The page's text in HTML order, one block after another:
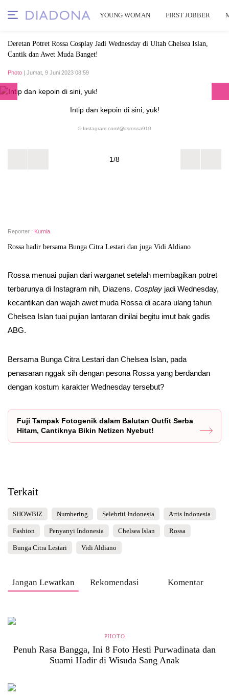
YOUNG WOMAN FIRST JOBBER
Deretan Potret Rossa Cosplay Jadi Wednesday di Ultah Chelsea Islan,
Cantik dan Awet Muda Banget!
Photo | Jumat, 9 Juni 2023 08:59
Intip dan kepoin di sini, yuk!
© Instagram.com/@itsrossa910
1/8
Reporter : Kurnia
Rossa hadir bersama Bunga Citra Lestari dan juga Vidi Aldiano
Rossa menuai pujian dari warganet setelah membagikan potret
terbarunya di Instagram nih, Diazens. Cosplay jadi Wednesday,
kecantikan dan wajah awet muda Rossa di acara ulang tahun
Chelsea Islan tuai pujian lantaran dinilai begitu imut bak gadis
ABG.
Bersama Bunga Citra Lestari dan Chelsea Islan, pada
penasaran nggak sih dengan pesona Rossa yang berdandan
dengan kostum karakter Wednesday tersebut?
Fuji Tampak Fotogenik dalam Balutan Outfit Serba
Hitam, Cantiknya Bikin Netizen Nyebut!
Terkait
SHOWBIZ Numbering Selebriti Indonesia Artis Indonesia
Fashion Penyanyi Indonesia Chelsea Islan Rossa
Bunga Citra Lestari Vidi Aldiano
Jangan Lewatkan Rekomendasi Komentar
PHOTO
Penuh Rasa Bangga, Ini 8 Foto Hesti Purwadinata dan
Suami Hadir di Wisuda Sang Anak